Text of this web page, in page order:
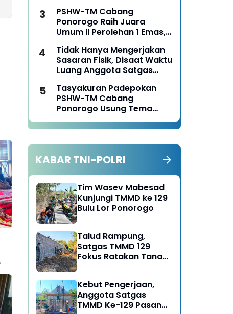
Ponorogo
PSHW-TM Cabang
Ponorogo Raih Juara
Umum II Perolehan 1 Emas,
pada Kejurkab IPSI
Ponorogo Tahun 2026
Tidak Hanya Mengerjakan
Sasaran Fisik, Disaat Waktu
Luang Anggota Satgas
Tangan Bantu Warga
Panen Jagung
Tasyakuran Padepokan
PSHW-TM Cabang
Ponorogo Usung Tema
Bersatu dalam
Persaudaraan, Berkarya
Tanggungjawab
KABAR TNI-POLRI
Tim Wasev Mabesad
Kunjungi TMMD ke 129
Bulu Lor Ponorogo
Talud Rampung,
Satgas TMMD 129
Fokus Ratakan Tanah
Kebut Pengerjaan,
Anggota Satgas
TMMD Ke-129 Pasang